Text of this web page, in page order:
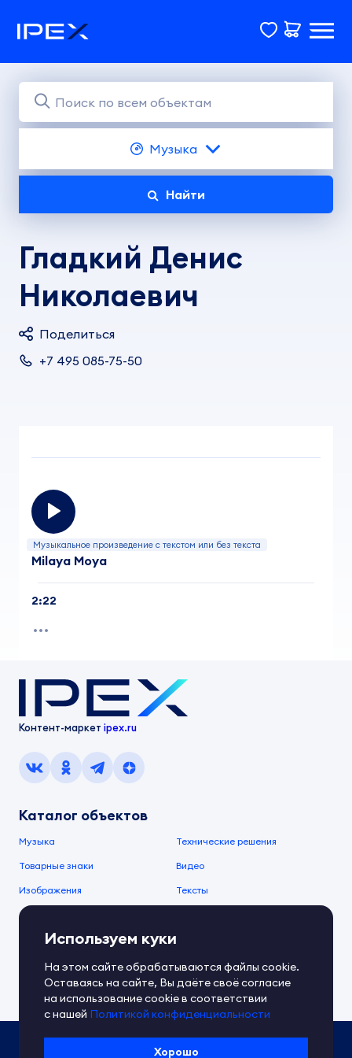
Музыка
Найти
Гладкий Денис
Николаевич
Поделиться
+7 495 085-75-50
Музыкальное произведение с текстом или без текста
Milaya Moya
2:22
Контент-маркет ipex.ru
Каталог объектов
Музыка Технические решения
Товарные знаки Видео
Изображения Тексты
О компании
О сервисе
Документы IPEX Справочный центр
Контакты Обратная связь
Политика IPEX по обработке ПД
Используем куки
На этом сайте обрабатываются файлы cookie.
Оставаясь на сайте, Вы даёте своё согласие
на использование cookie в соответствии
с нашей Политикой конфиденциальности
Хорошо